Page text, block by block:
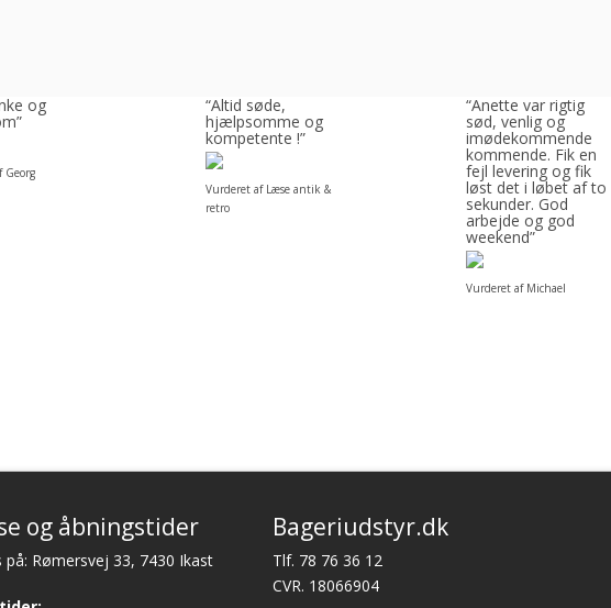
og
Georg
“Altid søde,
hjælpsomme og
kompetente !”
Vurderet af Læse antik &
retro
“Anette var rigtig
sød, venlig og
imødekommende
kommende. Fik en
fejl levering og fik
løst det i løbet af to
sekunder. God
arbejde og god
weekend”
Vurderet af Michael
og åbningstider
på: Rømersvej 33, 7430 Ikast
Bageriudstyr.dk
Tlf. 78 76 36 12
CVR. 18066904